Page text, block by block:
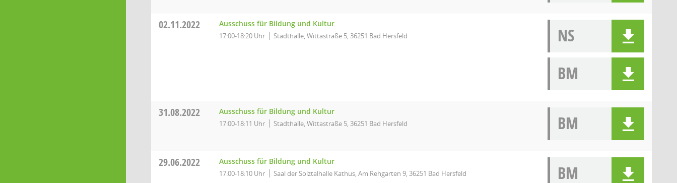
02.11.2022 Ausschuss für Bildung und Kultur
17:00-18:20 Uhr Stadthalle, Wittastraße 5, 36251 Bad Hersfeld
NS
BM
31.08.2022 Ausschuss für Bildung und Kultur
17:00-18:11 Uhr Stadthalle, Wittastraße 5, 36251 Bad Hersfeld BM
29.06.2022 Ausschuss für Bildung und Kultur
17:00-18:10 Uhr Saal der Solztalhalle Kathus, Am Rehgarten 9, 36251 Bad Hersfeld
BM